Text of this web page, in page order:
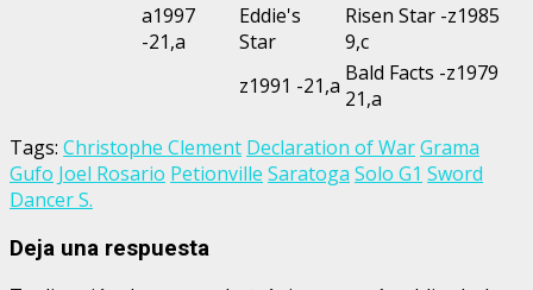
a1997
-21,a
Eddie's
Star
Risen Star -z1985
9,c
z1991 -21,a Bald Facts -z1979
21,a
Tags: Christophe Clement Declaration of WarGrama
Gufo Joel Rosario Petionville Saratoga Solo G1 Sword
Dancer S.
Deja una respuesta